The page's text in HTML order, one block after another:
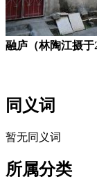
融庐（林陶江摄于
同义词
暂无同义词
所属分类